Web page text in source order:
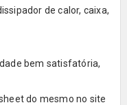
de calor, caixa,
bem satisfatória,
do mesmo no site